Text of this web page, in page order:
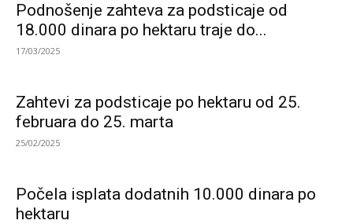
Podnošenje zahteva za podsticaje od
18.000 dinara po hektaru traje do...
17/03/2025
Zahtevi za podsticaje po hektaru od 25.
februara do 25. marta
25/02/2025
Počela isplata dodatnih 10.000 dinara po
hektaru